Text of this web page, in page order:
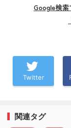
Google検
Twitter
関連タグ